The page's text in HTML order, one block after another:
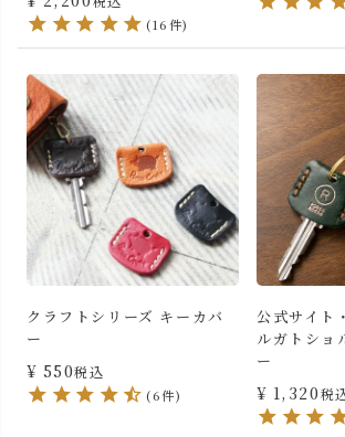
(16件)
クラフトシリーズ キーカバ
ー
¥ 550税込
(6件)
公式サイト
ルガトショ
ー
¥ 1,320税